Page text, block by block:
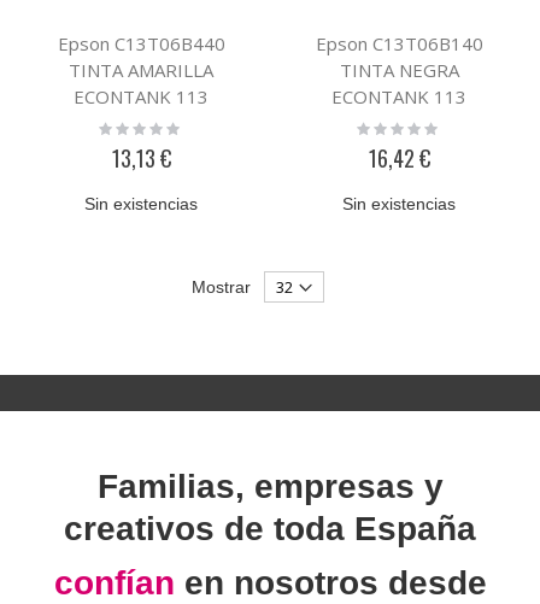
Epson C13T06B440
TINTA AMARILLA
ECONTANK 113
Rating:
13,13 €
Sin existencias
Epson C13T06B140
TINTA NEGRA
ECONTANK 113
Rating:
16,42 €
Sin existencias
Mostrar
Familias, empresas y
creativos de toda España
confían en nosotros desde